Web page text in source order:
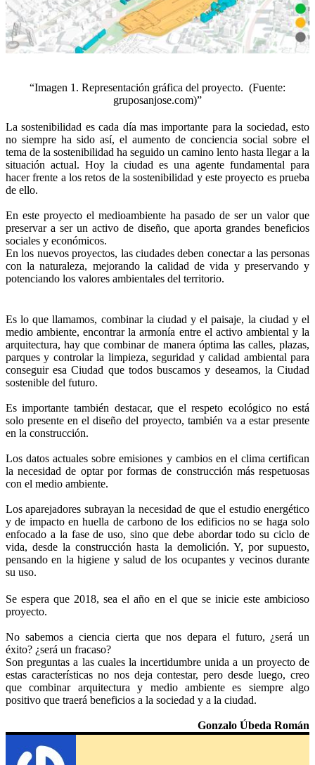
“Imagen 1. Representación gráfica del proyecto. (Fuente:
gruposanjose.com)”
La sostenibilidad es cada día mas importante para la sociedad, esto
no siempre ha sido así, el aumento de conciencia social sobre el
tema de la sostenibilidad ha seguido un camino lento hasta llegar a la
situación actual. Hoy la ciudad es una agente fundamental para
hacer frente a los retos de la sostenibilidad y este proyecto es prueba
de ello.
En este proyecto el medioambiente ha pasado de ser un valor que
preservar a ser un activo de diseño, que aporta grandes beneficios
sociales y económicos.
En los nuevos proyectos, las ciudades deben conectar a las personas
con la naturaleza, mejorando la calidad de vida y preservando y
potenciando los valores ambientales del territorio.
Es lo que llamamos, combinar la ciudad y el paisaje, la ciudad y el
medio ambiente, encontrar la armonía entre el activo ambiental y la
arquitectura, hay que combinar de manera óptima las calles, plazas,
parques y controlar la limpieza, seguridad y calidad ambiental para
conseguir esa Ciudad que todos buscamos y deseamos, la Ciudad
sostenible del futuro.
Es importante también destacar, que el respeto ecológico no está
solo presente en el diseño del proyecto, también va a estar presente
en la construcción.
Los datos actuales sobre emisiones y cambios en el clima certifican
la necesidad de optar por formas de construcción más respetuosas
con el medio ambiente.
Los aparejadores subrayan la necesidad de que el estudio energético
y de impacto en huella de carbono de los edificios no se haga solo
enfocado a la fase de uso, sino que debe abordar todo su ciclo de
vida, desde la construcción hasta la demolición. Y, por supuesto,
pensando en la higiene y salud de los ocupantes y vecinos durante
su uso.
Se espera que 2018, sea el año en el que se inicie este ambicioso
proyecto.
No sabemos a ciencia cierta que nos depara el futuro, ¿será un
éxito? ¿será un fracaso?
Son preguntas a las cuales la incertidumbre unida a un proyecto de
estas características no nos deja contestar, pero desde luego, creo
que combinar arquitectura y medio ambiente es siempre algo
positivo que traerá beneficios a la sociedad y a la ciudad.
Gonzalo Úbeda Román